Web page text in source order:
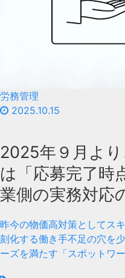
労務管理
2025.10.15
2025年９月よ
は「応募完了時
業側の実務対応
昨今の物価高対策としてス
刻化する働き手不足の穴を
ーズを満たす「スポットワ